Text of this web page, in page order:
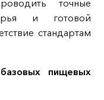
точные
и готовой
стандартам
пищевых